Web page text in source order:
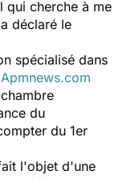
qui cherche à me
déclaré le
spécialisé dans
Apmnews.com
du
du 1er
l'objet d'une